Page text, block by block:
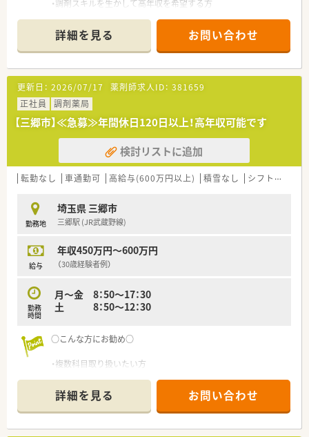
・調剤スキルを生かして高年収を希望する方
詳細を見る お問い合わせ
更新日： 2026/07/17 薬剤師求人ID： 381659
正社員
調剤薬局
【三郷市】≪急募≫年間休日120日以上！高年収可能です
検討リストに追加
転勤なし 車通勤可 高給与(600万円以上) 積雪なし シフト制
勤務地
埼玉県 三郷市
三郷駅 (JR武蔵野線)
給与
年収450万円～600万円
（30歳経験者例）
勤務
時間
月～金 8：50～17：30
土 8：50～12：30
○こんな方にお勧め○
・複数科目取り扱いたい方
・車通勤を希望する方
詳細を見る お問い合わせ